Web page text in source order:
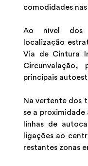
comodidades
Ao nível dos
localização
Via de Cintura
Circunvalação,
principais
Na vertente dos
se a
linhas de
ligações ao
restantes zonas